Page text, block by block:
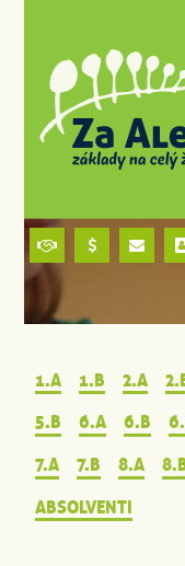
1.A 1.B 2.A
5.B
6.A 6.B
7.A
7.B 8.A
ABSOLVENTI